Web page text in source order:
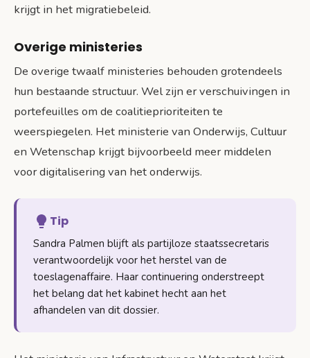
krijgt in het migratiebeleid.
Overige ministeries
De overige twaalf ministeries behouden grotendeels
hun bestaande structuur. Wel zijn er verschuivingen in
portefeuilles om de coalitieprioriteiten te
weerspiegelen. Het ministerie van Onderwijs, Cultuur
en Wetenschap krijgt bijvoorbeeld meer middelen
voor digitalisering van het onderwijs.
Tip
Sandra Palmen blijft als partijloze staatssecretaris
verantwoordelijk voor het herstel van de
toeslagenaffaire. Haar continuering onderstreept
het belang dat het kabinet hecht aan het
afhandelen van dit dossier.